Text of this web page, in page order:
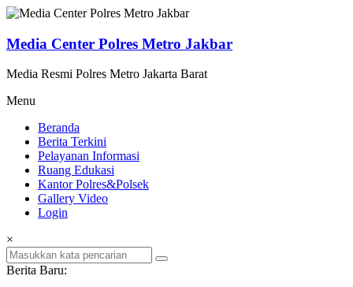
Lompat
konten
Media Center Polres Metro Jakbar
Media Resmi Polres Metro Jakarta Barat
Menu
Beranda
Berita Terkini
Pelayanan Informasi
Ruang Edukasi
Kantor Polres&Polsek
Gallery Video
Login
×
Berita Baru: